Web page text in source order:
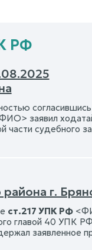
РФ
заявил
судебного
г.
ст.217 УПК РФ
главой 40 УПК
заявленное